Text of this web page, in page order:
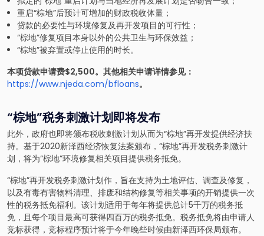
重启“棕地”后预计可增加的财政税收体量；
贷款的必要性与环境修复及再开发项目的可行性；
“棕地”修复项目本身以外的公共卫生与环保效益；
“棕地”被弃置或停止使用的时长。
本项贷款申请费$2,500。其他相关申请详情参见：
https://www.njeda.com/bfloans。
“棕地”税务刺激计划即将发布
此外，政府也即将颁布税收刺激计划从而为“棕地”再开发提供经济扶
持。基于2020新泽西经济恢复法案颁布，“棕地”再开发税务刺激计
划，将为“棕地”环境修复相关项目提供税务抵免。
“棕地”再开发税务刺激计划作，旨在支持为土地评估、调查及修复，
以及有毒有害物料清理、排废和结构修复等相关事项的开销提供一次
性的税务抵免福利。该计划适用于每年将提供总计5千万的税务抵
免，且每个项目最高可获得四百万的税务抵免。税务抵免将由申请人
竞标获得，竞标程序预计将于今年晚些时候由新泽西环保局颁布。